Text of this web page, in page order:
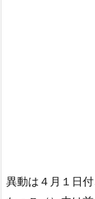
異動は４月１日